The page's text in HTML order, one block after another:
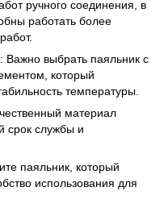
ручного соединения, в
работать более
: Важно выбрать паяльник с
который
температуры.
материал
срок службы и
паяльник, который
использования для